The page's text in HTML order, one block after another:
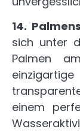
14.
sich unter
Palmen
einem